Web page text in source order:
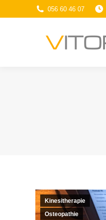
056 60 46 07
Kinesitherapie
Osteopathie